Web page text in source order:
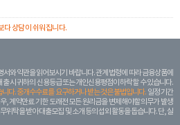
다 상담이 쉬워집니다.
와 약관을 읽어보시기 바랍니다. 관계 법령에 따라 금융상품에
시 귀하의 신용등급 또는 개인신용평점이 하락할 수 있습니다.
다. 중개수수료를 요구하거나 받는 것은 불법입니다. 일정 기간
, 계약만료 기한 도래전 모든 원리금을 변제해야할 의무가 발생
위탁을 받아 대출모집 및 소개 등의 섭외 활동을 돕습니다. 단, 실